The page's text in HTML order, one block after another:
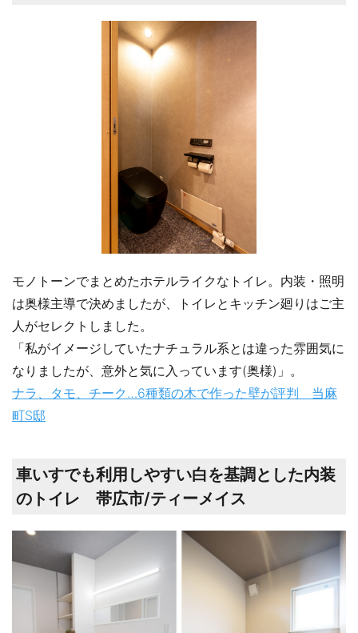
モノトーンでまとめたホテルライクなトイレ。内装・照明
は奥様主導で決めましたが、トイレとキッチン廻りはご主
人がセレクトしました。
「私がイメージしていたナチュラル系とは違った雰囲気に
なりましたが、意外と気に入っています(奥様)」。
ナラ、タモ、チーク…6種類の木で作った壁が評判 当麻
町S邸
車いすでも利用しやすい白を基調とした内装
のトイレ 帯広市/ティーメイス